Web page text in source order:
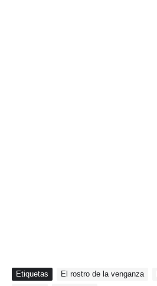
Etiquetas El rostro de la venganza